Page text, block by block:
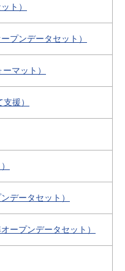
ト）
プンデータセット）
マット）
援）
データセット）
ープンデータセット）